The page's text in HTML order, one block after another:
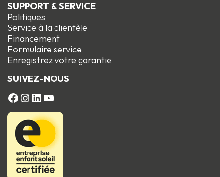
SUPPORT & SERVICE
Politiques
Service à la clientèle
Financement
Formulaire service
Enregistrez votre garantie
SUIVEZ-NOUS
FACEBOOK
Instagram
LinkedIn
YouTube